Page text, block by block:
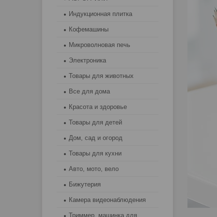
Индукционная плитка
Кофемашины
Микроволновая печь
Электроника
Товары для животных
Все для дома
Красота и здоровье
Товары для детей
Дом, сад и огород
Товары для кухни
Авто, мото, вело
Бижутерия
Камера видеонаблюдения
Триммер, машинка для